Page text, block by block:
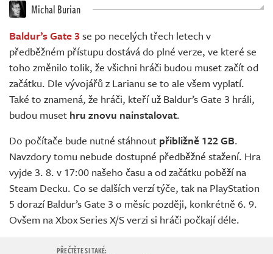
Živě Michal Burian
Baldur’s Gate 3se po necelých třech letech v
předběžném přístupu dostává do plné verze, ve které se
toho změnilo tolik, že všichni hráči budou muset začít od
začátku. Dle vývojářů z Larianu se to ale všem vyplatí.
Také to znamená, že hráči, kteří už Baldur’s Gate 3 hráli,
budou muset hru znovu nainstalovat.
Do počítače bude nutné stáhnout přibližně 122 GB.
Navzdory tomu nebude dostupné předběžné stažení. Hra
vyjde 3. 8. v 17:00 našeho času a od začátku poběží na
Steam Decku. Co se dalších verzí týče, tak na PlayStation
5 dorazí Baldur’s Gate 3 o měsíc později, konkrétně 6. 9.
Ovšem na Xbox Series X/S verzi si hráči počkají déle.